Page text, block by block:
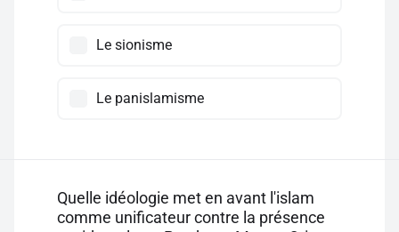
Le sionisme
Le panislamisme
Quelle idéologie met en avant l'islam
comme unificateur contre la présence